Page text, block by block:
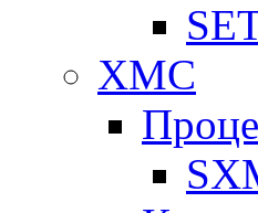
XMC